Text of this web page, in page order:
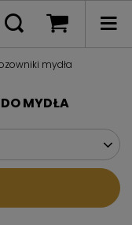
mydła
MYDŁA